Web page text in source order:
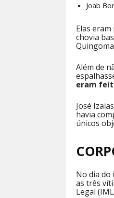
Joab
Elas
chovia
Além de
eram
José
havia
únicos
No dia do
as três
Legal